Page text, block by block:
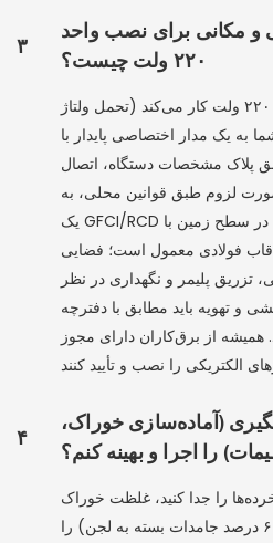
۳
و مکانی برای نصب واحد
۲۲۰ ولت چیست؟
این دستگاه با برق تک فاز ۲۲۰ ولت کار می‌کند (تحمل ولتاژ
به یک مدار اختصاصی پایدار با
پلاک مشخصات دستگاه، اتصال
لزوم طبق قوانین محلی، به
یک GFCI/RCD نیاز خواهید داشت. نصب در سطح زمین با
فولادی معمول است؛ فضایی
تزریق پلیمر و نگهداری در نظر
و تهویه باید مطابق با دفترچه
همیشه از برق‌کاران دارای مجوز
۴
(آماده‌سازی خوراک،
را اجرا و بهینه کنم؟
را جدا کنید، غلظت خوراک
قابل پمپاژ (اغلب ۱ تا ۶ درصد جامدات بسته به لجن) را